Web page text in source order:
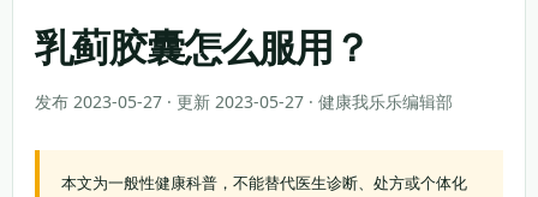
乳蓟胶囊怎么服用？
发布 2023-05-27 · 更新 2023-05-27 · 健康我乐乐编辑部
本文为一般性健康科普，不能替代医生诊断、处方或个体化